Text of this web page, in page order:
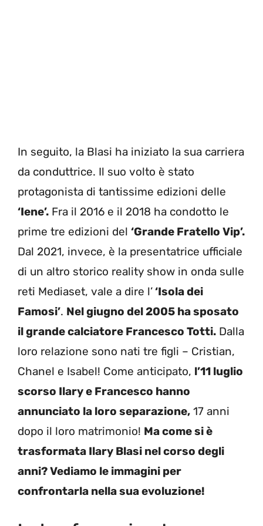
In seguito, la Blasi ha iniziato la sua carriera
da conduttrice. Il suo volto è stato
protagonista di tantissime edizioni delle
‘Iene’. Fra il 2016 e il 2018 ha condotto le
prime tre edizioni del ‘Grande Fratello Vip’.
Dal 2021, invece, è la presentatrice ufficiale
di un altro storico reality show in onda sulle
reti Mediaset, vale a dire l’‘Isola dei
Famosi’. Nel giugno del 2005 ha sposato
il grande calciatore Francesco Totti. Dalla
loro relazione sono nati tre figli – Cristian,
Chanel e Isabel! Come anticipato, l’11 luglio
scorso Ilary e Francesco hanno
annunciato la loro separazione, 17 anni
dopo il loro matrimonio! Ma come si è
trasformata Ilary Blasi nel corso degli
anni? Vediamo le immagini per
confrontarla nella sua evoluzione!